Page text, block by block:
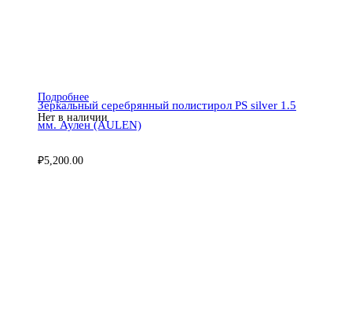
Подробнее
Нет в наличии
Зеркальный серебрянный полистирол PS silver 1.5
мм. Аулен (AULEN)
₽5,200.00